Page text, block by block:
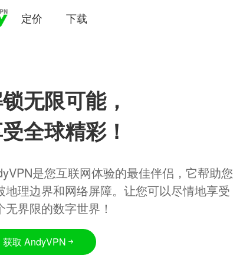
定价 下载
无限可能，
全球精彩！
是您互联网体验的最佳伴侣，它帮助您
地理边界和网络屏障。让您可以尽情地享受
无界限的数字世界！
获取 AndyVPN